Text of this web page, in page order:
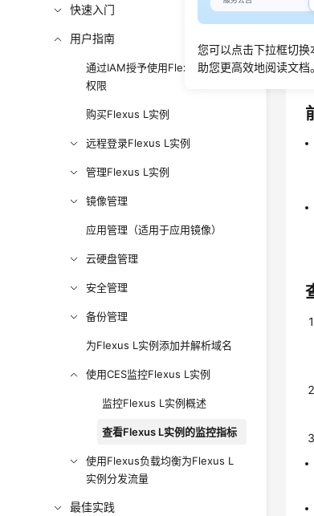
您可以点击下拉框切
助您更高效地阅读文档。
快速入门
用户指南
通过IAM授予使用Flexus L实例的
权限
购买Flexus L实例
远程登录Flexus L实例
管理Flexus L实例
镜像管理
应用管理（适用于应用镜像）
云硬盘管理
安全管理
备份管理
为Flexus L实例添加并解析域名
使用CES监控Flexus L实例
监控Flexus L实例概述
查看Flexus L实例的监控指标
使用Flexus负载均衡为Flexus L
实例分发流量
最佳实践